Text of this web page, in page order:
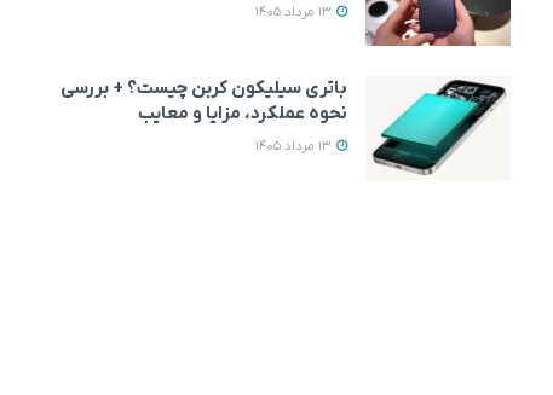
باتری سیلیکون کربن چیست؟ + بررسی
نحوه عملکرد، مزایا و معایب